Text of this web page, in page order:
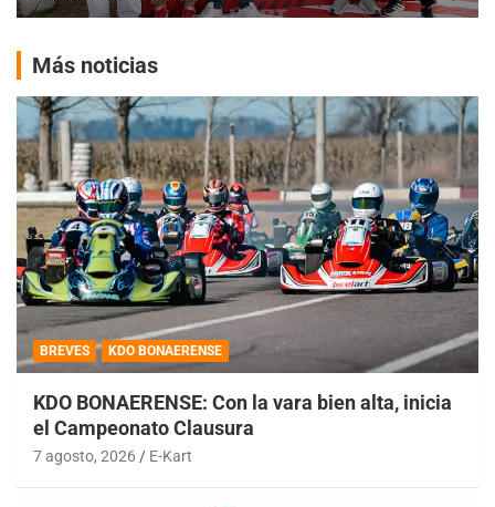
Más noticias
BREVES KDO BONAERENSE
KDO BONAERENSE: Con la vara bien alta, inicia
el Campeonato Clausura
7 agosto, 2026 E-Kart